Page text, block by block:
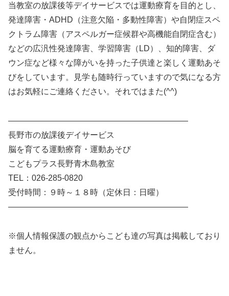
当教室の放課後等デイサービスでは運動療育を目的とし、
発達障害・ADHD（注意欠陥・多動性障害）や自閉症スペ
クトラム障害（アスペルガー症候群や高機能自閉症含む）
などの広汎性発達障害、学習障害（LD）、知的障害、ダ
ウン症など様々な障がいを持った子供達と楽しく運動あそ
びをしています。見学も随時行っていますので気になる方
はお気軽にご連絡ください。それではまた(^^)
——————————————————————
長野市の放課後デイサービス
脳を育てる運動療育・運動あそび
こどもプラス長野青木島教室
TEL：026-285-0820
受付時間：９時～１８時（定休日：日曜）
——————————————————————
※個人情報保護の観点からこども達の写真は掲載しており
ません。